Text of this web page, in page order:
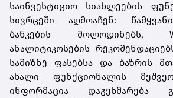
საინვესტიციო სიახლეების
სივრცეში აღმოაჩენ:
ბანკების მოლოდინებს,
ანალიტიკოსების
სამიზნე ფასებსა და ბაზრის
ახალი ფუნქციონალის
ინფორმაცია დაგეხმარება